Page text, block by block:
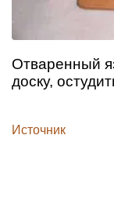
Отваренный
доску,
Источник